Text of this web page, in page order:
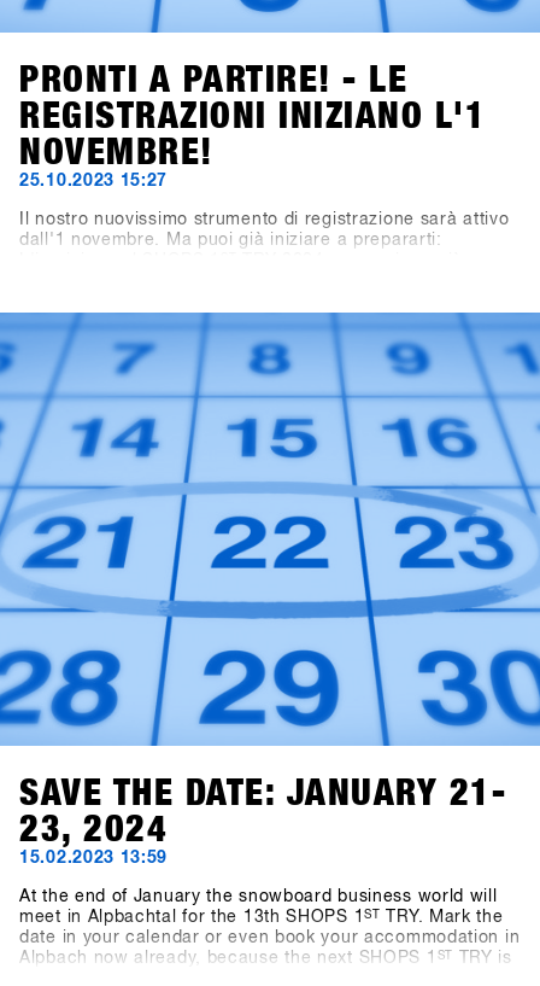
PRONTI A PARTIRE! - LE
REGISTRAZIONI INIZIANO L'1
NOVEMBRE!
25.10.2023 15:27
Il nostro nuovissimo strumento di registrazione sarà attivo
dall'1 novembre. Ma puoi già iniziare a prepararti:
BASE per il tuo negozio, è giunto il momento di crearlo.
Puoi già ora creare gratuitamente un account per il tuo
negozio. Dall'1 novembre, potrai effettuare l'accesso, fare
alcuni clic e sarai ufficialmente registrato per il SHOPS 1
TRY 2024.Con 76 marchi partecipanti, non vediamo l'ora di
darti il benvenuto!
SAVE THE DATE: JANUARY 21-
23, 2024
15.02.2023 13:59
At the end of January the snowboard business world will
meet in Alpbachtal for the 13th SHOPS 1ST
TRY. Mark the
date in your calendar or even book your accommodation in
Alpbach now already, because the next SHOPS 1 ST
TRY is